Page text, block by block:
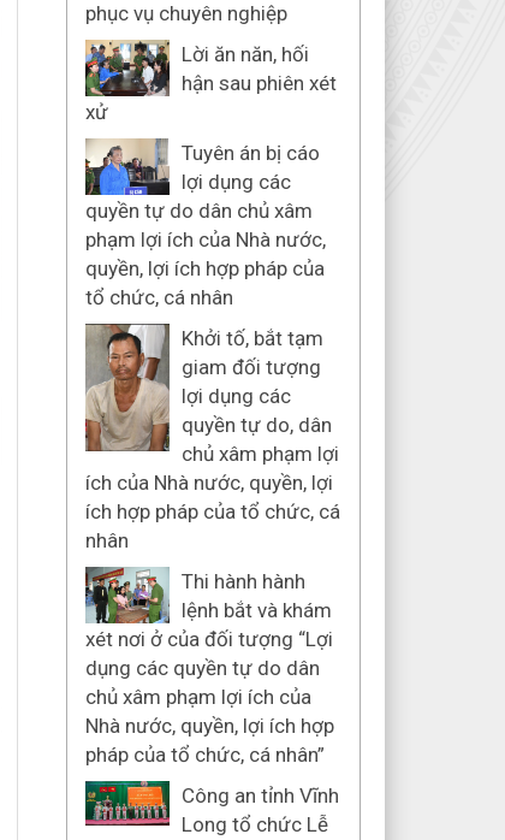
phục vụ chuyên nghiệp
Lời ăn năn, hối
hận sau phiên xét
xử
Tuyên án bị cáo
lợi dụng các
quyền tự do dân chủ xâm
phạm lợi ích của Nhà nước,
quyền, lợi ích hợp pháp của
tổ chức, cá nhân
Khởi tố, bắt tạm
giam đối tượng
lợi dụng các
quyền tự do, dân
chủ xâm phạm lợi
ích của Nhà nước, quyền, lợi
ích hợp pháp của tổ chức, cá
nhân
Thi hành hành
lệnh bắt và khám
xét nơi ở của đối tượng “Lợi
dụng các quyền tự do dân
chủ xâm phạm lợi ích của
Nhà nước, quyền, lợi ích hợp
pháp của tổ chức, cá nhân”
Công an tỉnh Vĩnh
Long tổ chức Lễ